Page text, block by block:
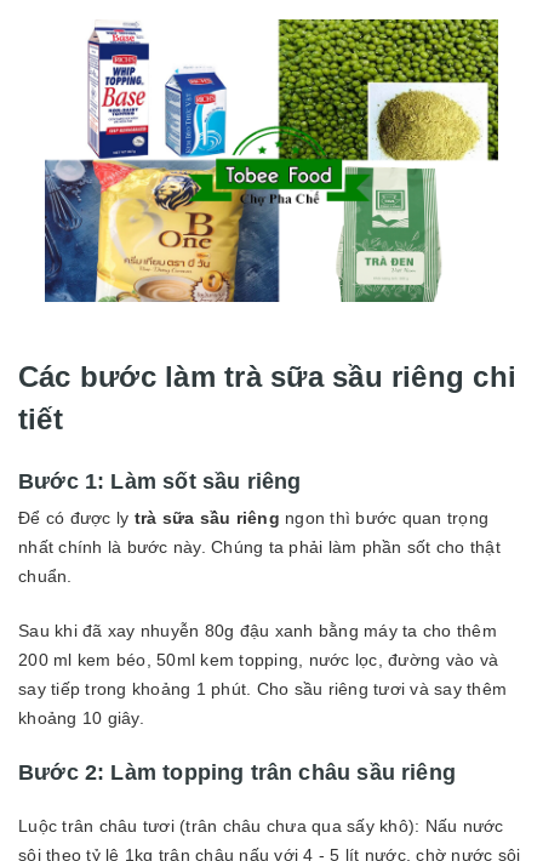
Các bước làm trà sữa sầu riêng chi
tiết
Bước 1: Làm sốt sầu riêng
Để có được ly trà sữa sầu riêng ngon thì bước quan trọng
nhất chính là bước này. Chúng ta phải làm phần sốt cho thật
chuẩn.
Sau khi đã xay nhuyễn 80g đậu xanh bằng máy ta cho thêm
200 ml kem béo, 50ml kem topping, nước lọc, đường vào và
say tiếp trong khoảng 1 phút. Cho sầu riêng tươi và say thêm
khoảng 10 giây.
Bước 2: Làm topping trân châu sầu riêng
Luộc trân châu tươi (trân châu chưa qua sấy khô): Nấu nước
sôi theo tỷ lệ 1kg trân châu nấu với 4 - 5 lít nước, chờ nước sôi